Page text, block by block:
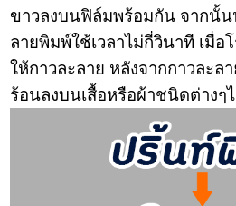
ขาวลงบนฟิล์มพร้อมกัน จากนั้น
ลายพิมพ์ใช้เวลาไม่กี่วินาที เมื่อ
ให้กาวละลาย หลังจากกาวละล
ร้อนลงบนเสื้อหรือผ้าชนิดต่างๆ